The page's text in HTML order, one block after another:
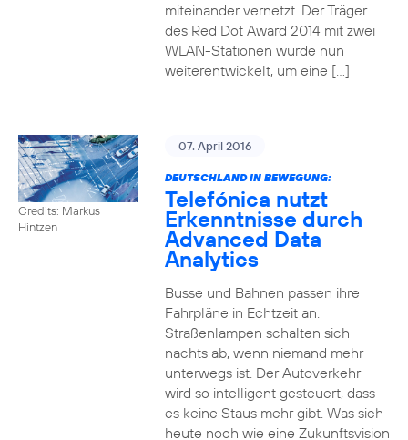
miteinander vernetzt. Der Träger
des Red Dot Award 2014 mit zwei
WLAN-Stationen wurde nun
weiterentwickelt, um eine […]
Credits: Markus
Hintzen
07. April 2016
DEUTSCHLAND IN BEWEGUNG:
Telefónica nutzt
Erkenntnisse durch
Advanced Data
Analytics
Busse und Bahnen passen ihre
Fahrpläne in Echtzeit an.
Straßenlampen schalten sich
nachts ab, wenn niemand mehr
unterwegs ist. Der Autoverkehr
wird so intelligent gesteuert, dass
es keine Staus mehr gibt. Was sich
heute noch wie eine Zukunftsvision